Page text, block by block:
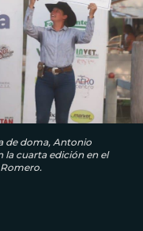
de doma, Antonio
la cuarta edición en el